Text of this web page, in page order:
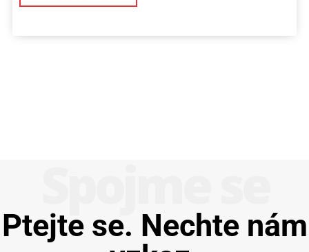
Ptejte se. Nechte nám